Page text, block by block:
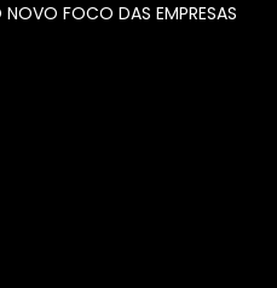
FOCO DAS EMPRESAS